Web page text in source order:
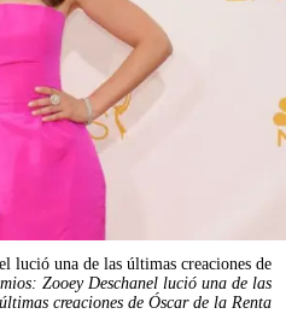
lució una de las últimas creaciones de
Zooey Deschanel lució una de las
últimas creaciones de Óscar de la Renta